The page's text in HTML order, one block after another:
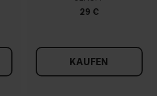
29 €
KAUFEN